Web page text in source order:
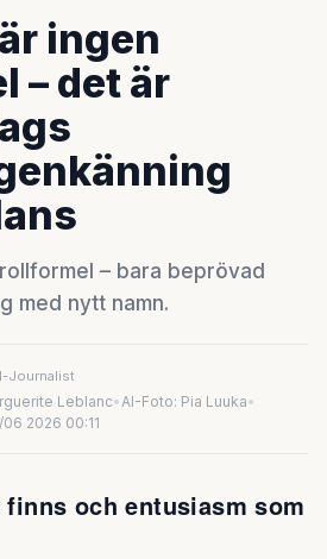
ingen
– det är
– bara beprövad
med nytt namn.
Journalist
Leblanc•AI-Foto: Pia Luuka•
2026 00:11
och entusiasm som